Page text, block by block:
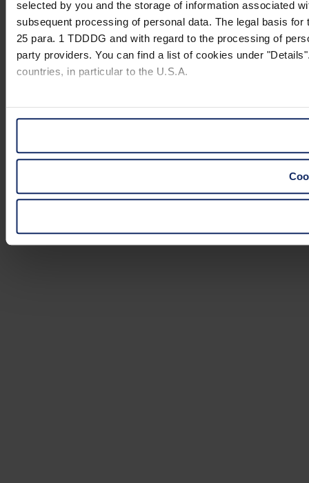
selected by you and the storage of information associated
subsequent processing of personal data. The legal basis
25 para. 1 TDDDG and with regard to the processing of
party providers. You can find a list of cookies under
countries, in particular to the U.S.A.
You can consent to the use of non-essential cookies by
website).